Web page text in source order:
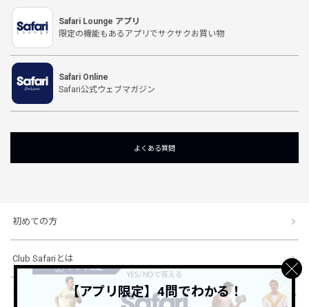
Safari Lounge アプリ
限定の機能もあるアプリでサクサクお買い物
Safari Online
Safari公式ウェブマガジン
よくある質問
初めての方
Club Safariとは
ショッピングガイド【アプリ限定】4問でわかる！